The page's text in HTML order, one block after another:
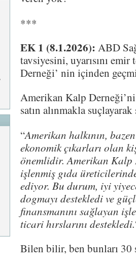
***
EK 1 (8.1.2026): ABD
tavsiyesini, uyarısını
Derneği’ nin içinden
Amerikan Kalp
satın alınmakla
“Amerikan halkının,
ekonomik çıkarları olan
önemlidir. Amerikan Kalp
işlenmiş gıda
ediyor. Bu durum, iyi
dogmayı destekledi ve
finansmanını sağlayan
ticari hırslarını destekledi.
Bilen bilir, ben bunları 30